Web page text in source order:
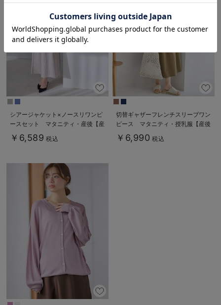
シアージャケット×ノースリワンピ
ースセット マタニティ・産後【産
後も長く着れる】
Rosemadame（ローズマダム）
￥6,589 税込
切替ギャザーフレンチスリーブワン
ピース マタニティ・授乳服【産後
も長く着られる】
￥6,990 税込
お気に入り商品を確認する